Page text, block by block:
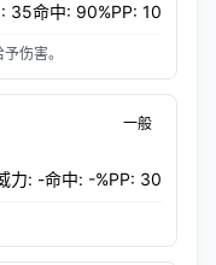
35命中: 90%PP: 10
伤害。
一般
力: -命中: -%PP: 30